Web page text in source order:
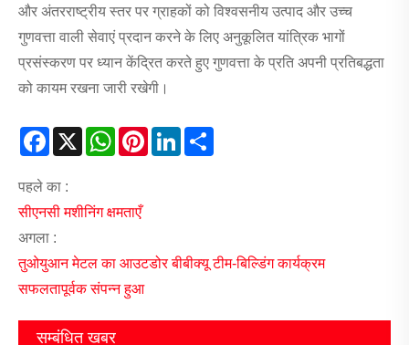
और अंतरराष्ट्रीय स्तर पर ग्राहकों को विश्वसनीय उत्पाद और उच्च
गुणवत्ता वाली सेवाएं प्रदान करने के लिए अनुकूलित यांत्रिक भागों
प्रसंस्करण पर ध्यान केंद्रित करते हुए गुणवत्ता के प्रति अपनी प्रतिबद्धता
को कायम रखना जारी रखेगी।
Facebook
X WhatsAppPinterestLinkedIn
पहले का :
सीएनसी मशीनिंग क्षमताएँ
अगला :
तुओयुआन मेटल का आउटडोर बीबीक्यू टीम-बिल्डिंग कार्यक्रम
सफलतापूर्वक संपन्न हुआ
सम्बंधित खबर